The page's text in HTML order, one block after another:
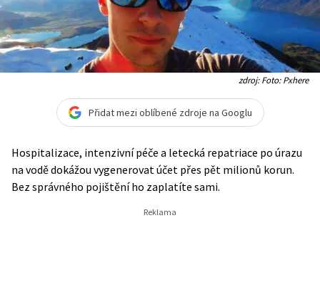
zdroj: Foto: Pxhere
Přidat mezi oblíbené zdroje na Googlu
Hospitalizace, intenzivní péče a letecká repatriace po úrazu
na vodě dokážou vygenerovat účet přes pět milionů korun.
Bez správného pojištění ho zaplatíte sami.